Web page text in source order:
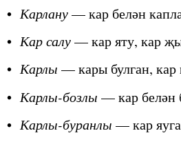
•Карлану— кар белән
•Кар салу— кар яту, кар
•Карлы — кары булган, кар
•Карлы-бозлы — кар белән
•Карлы-буранлы — кар